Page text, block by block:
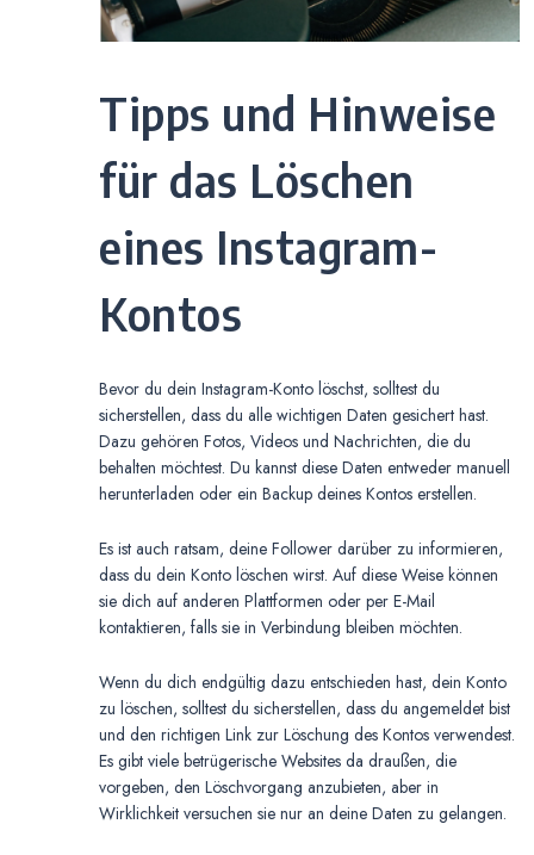
Tipps und Hinweise
für das Löschen
eines Instagram-
Kontos
Bevor du dein Instagram-Konto löschst, solltest du
sicherstellen, dass du alle wichtigen Daten gesichert hast.
Dazu gehören Fotos, Videos und Nachrichten, die du
behalten möchtest. Du kannst diese Daten entweder manuell
herunterladen oder ein Backup deines Kontos erstellen.
Es ist auch ratsam, deine Follower darüber zu informieren,
dass du dein Konto löschen wirst. Auf diese Weise können
sie dich auf anderen Plattformen oder per E-Mail
kontaktieren, falls sie in Verbindung bleiben möchten.
Wenn du dich endgültig dazu entschieden hast, dein Konto
zu löschen, solltest du sicherstellen, dass du angemeldet bist
und den richtigen Link zur Löschung des Kontos verwendest.
Es gibt viele betrügerische Websites da draußen, die
vorgeben, den Löschvorgang anzubieten, aber in
Wirklichkeit versuchen sie nur an deine Daten zu gelangen.